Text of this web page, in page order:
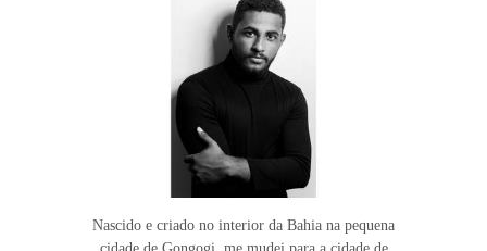
Nascido e criado no interior da Bahia na pequena